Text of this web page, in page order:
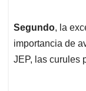
Segundo, la
importancia de
JEP, las curules